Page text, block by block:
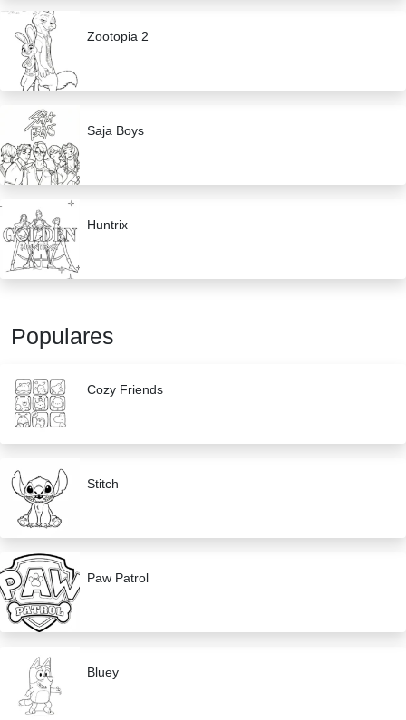
Zootopia 2
Saja Boys
Huntrix
Populares
Cozy Friends
Stitch
Paw Patrol
Bluey